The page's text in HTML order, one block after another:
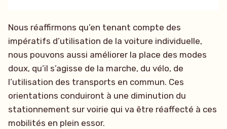
Nous réaffirmons qu’en tenant compte des
impératifs d’utilisation de la voiture individuelle,
nous pouvons aussi améliorer la place des modes
doux, qu’il s’agisse de la marche, du vélo, de
l’utilisation des transports en commun. Ces
orientations conduiront à une diminution du
stationnement sur voirie qui va être réaffecté à ces
mobilités en plein essor.